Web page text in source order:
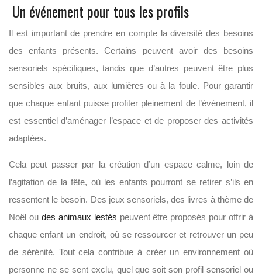
Un événement pour tous les profils
Il est important de prendre en compte la diversité des besoins
des enfants présents. Certains peuvent avoir des besoins
sensoriels spécifiques, tandis que d’autres peuvent être plus
sensibles aux bruits, aux lumières ou à la foule. Pour garantir
que chaque enfant puisse profiter pleinement de l’événement, il
est essentiel d’aménager l’espace et de proposer des activités
adaptées.
Cela peut passer par la création d’un espace calme, loin de
l’agitation de la fête, où les enfants pourront se retirer s’ils en
ressentent le besoin. Des jeux sensoriels, des livres à thème de
Noël ou des animaux lestés peuvent être proposés pour offrir à
chaque enfant un endroit, où se ressourcer et retrouver un peu
de sérénité. Tout cela contribue à créer un environnement où
personne ne se sent exclu, quel que soit son profil sensoriel ou